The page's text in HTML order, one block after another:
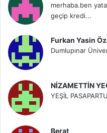
merhaba.ben
geçip kredi...
Furkan Yasin
Dumlupınar
NİZAMETTİN
YEŞİL
Berat